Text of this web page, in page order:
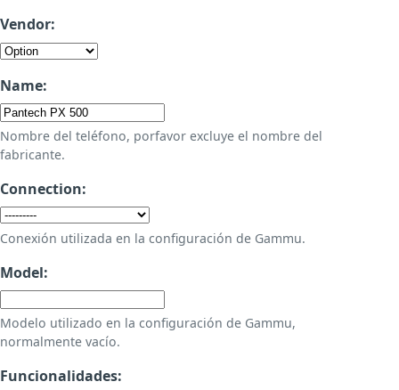
Vendor:
Name:
Nombre del teléfono, porfavor excluye el nombre del
fabricante.
Connection:
Conexión utilizada en la configuración de Gammu.
Model:
Modelo utilizado en la configuración de Gammu,
normalmente vacío.
Funcionalidades: